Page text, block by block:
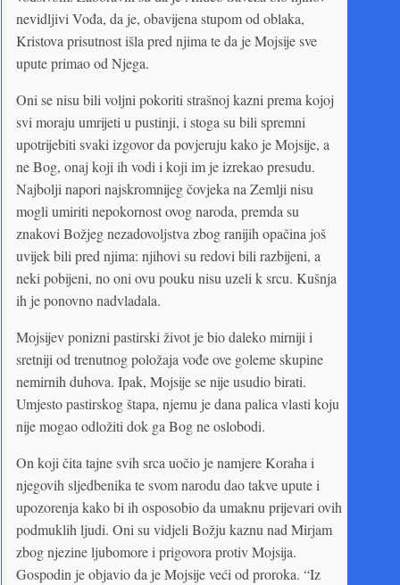
nevidljivi Vođa, da je, obavijena stupom od oblaka,
Kristova prisutnost išla pred njima te da je Mojsije sve
upute primao od Njega.
Oni se nisu bili voljni pokoriti strašnoj kazni prema kojoj
svi moraju umrijeti u pustinji, i stoga su bili spremni
upotrijebiti svaki izgovor da povjeruju kako je Mojsije, a
ne Bog, onaj koji ih vodi i koji im je izrekao presudu.
Najbolji napori najskromnijeg čovjeka na Zemlji nisu
mogli umiriti nepokornost ovog naroda, premda su
znakovi Božjeg nezadovoljstva zbog ranijih opačina još
uvijek bili pred njima: njihovi su redovi bili razbijeni, a
neki pobijeni, no oni ovu pouku nisu uzeli k srcu. Kušnja
ih je ponovno nadvladala.
Mojsijev ponizni pastirski život je bio daleko mirniji i
sretniji od trenutnog položaja vođe ove goleme skupine
nemirnih duhova. Ipak, Mojsije se nije usudio birati.
Umjesto pastirskog štapa, njemu je dana palica vlasti koju
nije mogao odložiti dok ga Bog ne oslobodi.
On koji čita tajne svih srca uočio je namjere Koraha i
njegovih sljedbenika te svom narodu dao takve upute i
upozorenja kako bi ih osposobio da umaknu prijevari ovih
podmuklih ljudi. Oni su vidjeli Božju kaznu nad Mirjam
zbog njezine ljubomore i prigovora protiv Mojsija.
Gospodin je objavio da je Mojsije veći od proroka. “Iz